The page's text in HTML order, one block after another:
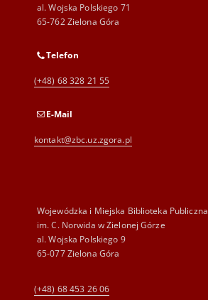
al. Wojska Polskiego 71
65-762 Zielona Góra
Telefon
(+48) 68 328 21 55
E-Mail
kontakt@zbc.uz.zgora.pl
Wojewódzka i Miejska Biblioteka Publiczna
im. C. Norwida w Zielonej Górze
al. Wojska Polskiego 9
65-077 Zielona Góra
(+48) 68 453 26 06